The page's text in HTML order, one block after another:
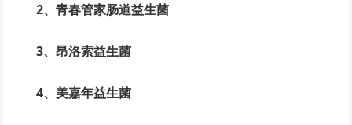
2、青春管家肠道益生菌
3、昂洛索益生菌
4、美嘉年益生菌